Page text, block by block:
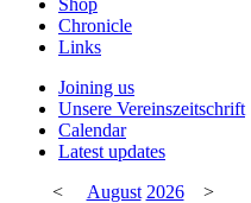
Chronicle
Links
Joining us
Unsere Vereinszeitschrift
Calendar
Latest updates
<
August 2026
>